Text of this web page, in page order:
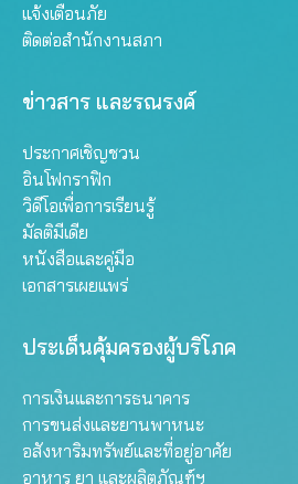
แจ้งเตือนภัย
ติดต่อสำนักงานสภา
ข่าวสาร และรณรงค์
ประกาศเชิญชวน
อินโฟกราฟิก
วิดีโอเพื่อการเรียนรู้
มัลติมีเดีย
หนังสือและคู่มือ
เอกสารเผยแพร่
ประเด็นคุ้มครองผู้บริโภค
การเงินและการธนาคาร
การขนส่งและยานพาหนะ
อสังหาริมทรัพย์และที่อยู่อาศัย
อาหาร ยา และผลิตภัณฑ์ฯ